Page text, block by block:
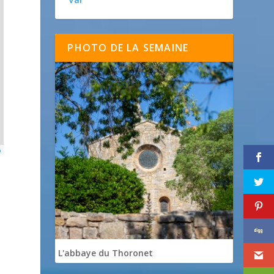
PHOTO DE LA SEMAINE
L'abbaye du Thoronet